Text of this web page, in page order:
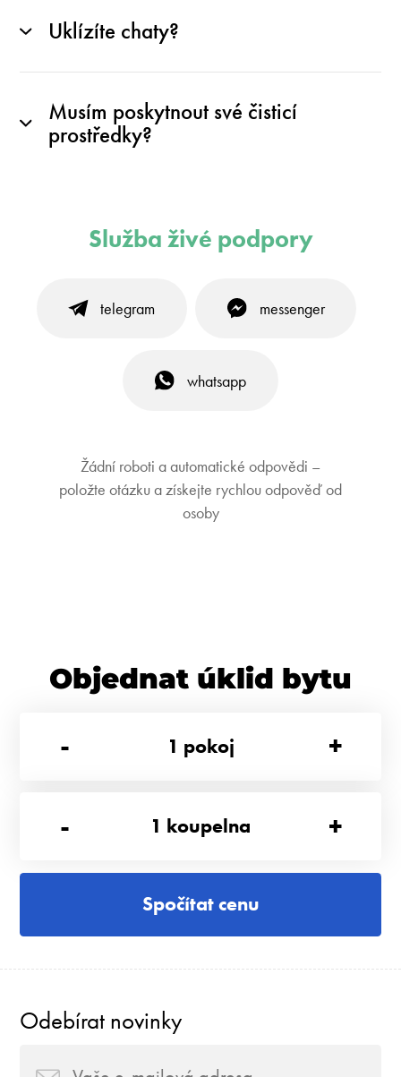
Uklízíte chaty?
Musím poskytnout své čisticí
prostředky?
Služba živé podpory
telegram messenger
whatsapp
Žádní roboti a automatické odpovědi –
položte otázku a získejte rychlou odpověď od
osoby
Objednat úklid bytu
-
1 pokoj +
- 1 koupelna +
Spočítat cenu
Odebírat novinky